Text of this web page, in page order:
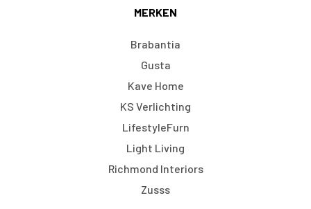
MERKEN
Brabantia
Gusta
Kave Home
KS Verlichting
LifestyleFurn
Light Living
Richmond Interiors
Zusss